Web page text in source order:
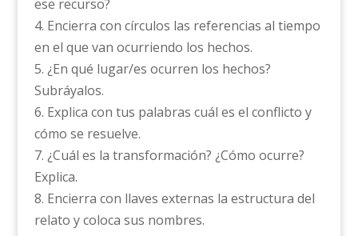
ese recurso?
4. Encierra con círculos las referencias al tiempo
en el que van ocurriendo los hechos.
5. ¿En qué lugar/es ocurren los hechos?
Subráyalos.
6. Explica con tus palabras cuál es el conflicto y
cómo se resuelve.
7. ¿Cuál es la transformación? ¿Cómo ocurre?
Explica.
8. Encierra con llaves externas la estructura del
relato y coloca sus nombres.